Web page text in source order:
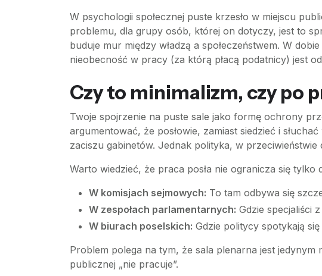
W psychologii społecznej puste krzesło w miejscu
problemu, dla grupy osób, której on dotyczy, jest to
buduje mur między władzą a społeczeństwem. W
nieobecność w pracy (za którą płacą podatnicy) jest
Czy to minimalizm, czy po
Twoje spojrzenie na puste sale jako formę ochrony
argumentować, że posłowie, zamiast siedzieć i
zaciszu gabinetów. Jednak polityka, w
Warto wiedzieć, że praca posła nie ogranicza się
W komisjach sejmowych: To tam odbywa się
W zespołach parlamentarnych: Gdzie specjaliści
W biurach poselskich: Gdzie politycy spotykają
Problem polega na tym, że sala plenarna jest jedynym
publicznej „nie pracuje”.